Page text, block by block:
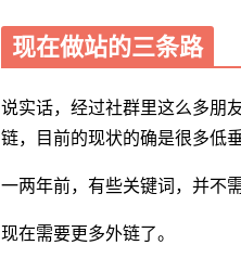
现在做站的三条路
说实话，经过社群里这么多朋
链，目前的现状的确是很多低
一两年前，有些关键词，并不
现在需要更多外链了。